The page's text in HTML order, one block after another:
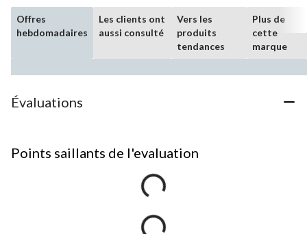
Offres
hebdomadaires
Les clients ont
aussi consulté
Vers les
produits
tendances
Plus de
cette
marque
Évaluations
Points saillants de l'evaluation